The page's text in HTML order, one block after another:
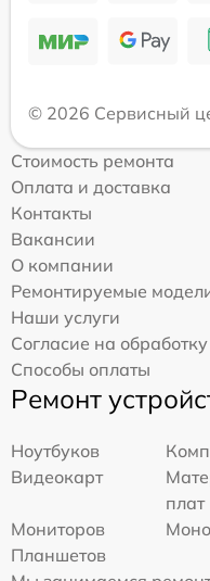
© 2026 Сервисный
Стоимость ремонта
Оплата и доставка
Контакты
Вакансии
О компании
Ремонтируемые
Наши услуги
Согласие на
Способы оплаты
Ремонт
Ноутбуков
Видеокарт
плат
Мониторов
Планшетов